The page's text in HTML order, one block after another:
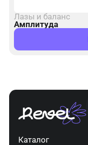
Лазы и баланс
Амплитуда
Каталог